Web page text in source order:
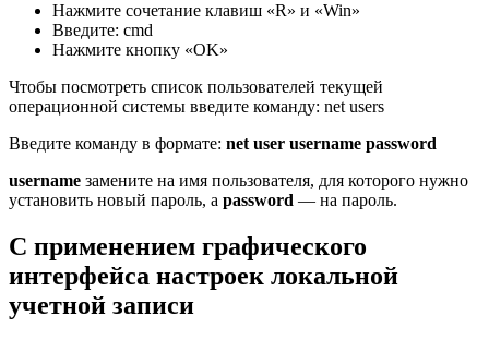
Нажмите сочетание клавиш «R» и «Win»
Введите: cmd
Нажмите кнопку «OK»
Чтобы посмотреть список пользователей текущей
операционной системы введите команду: net users
Введите команду в формате: net user username password
username замените на имя пользователя, для которого нужно
установить новый пароль, а password — на пароль.
С применением графического
интерфейса настроек локальной
учетной записи